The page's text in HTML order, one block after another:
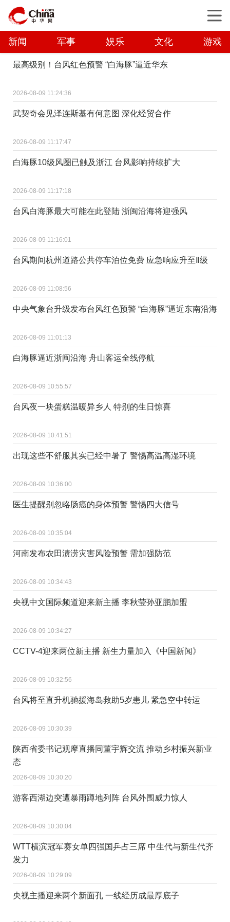
新闻 军事 娱乐 文化 游戏
最高级别！台风红色预警 “白海豚”逼近华东
2026-08-09 11:24:36
武契奇会见泽连斯基有何意图 深化经贸合作
2026-08-09 11:17:47
白海豚10级风圈已触及浙江 台风影响持续扩大
2026-08-09 11:17:18
台风白海豚最大可能在此登陆 浙闽沿海将迎强风
2026-08-09 11:16:01
台风期间杭州道路公共停车泊位免费 应急响应升至Ⅱ级
2026-08-09 11:08:56
中央气象台升级发布台风红色预警 “白海豚”逼近东南沿海
2026-08-09 11:01:13
白海豚逼近浙闽沿海 舟山客运全线停航
2026-08-09 10:55:57
台风夜一块蛋糕温暖异乡人 特别的生日惊喜
2026-08-09 10:41:51
出现这些不舒服其实已经中暑了 警惕高温高湿环境
2026-08-09 10:36:00
医生提醒别忽略肠癌的身体预警 警惕四大信号
2026-08-09 10:35:04
河南发布农田渍涝灾害风险预警 需加强防范
2026-08-09 10:34:43
央视中文国际频道迎来新主播 李秋莹孙亚鹏加盟
2026-08-09 10:34:27
CCTV-4迎来两位新主播 新生力量加入《中国新闻》
2026-08-09 10:32:56
台风将至直升机驰援海岛救助5岁患儿 紧急空中转运
2026-08-09 10:30:39
陕西省委书记观摩直播同董宇辉交流 推动乡村振兴新业
态
2026-08-09 10:30:20
游客西湖边突遭暴雨蹲地列阵 台风外围威力惊人
2026-08-09 10:30:04
WTT横滨冠军赛女单四强国乒占三席 中生代与新生代齐
发力
2026-08-09 10:29:09
央视主播迎来两个新面孔 一线经历成最厚底子